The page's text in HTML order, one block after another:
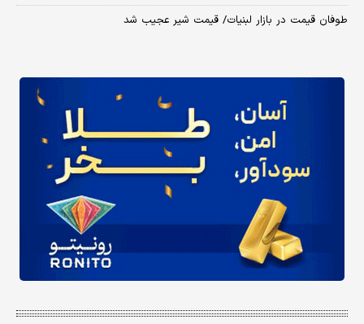
طوفان قیمت در بازار لبنیات/ قیمت شیر عجیب شد